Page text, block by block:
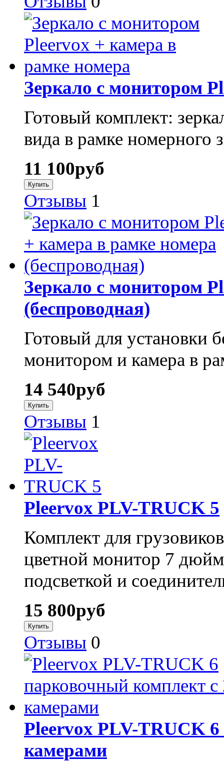
Зеркало с монитором
Готовый комплект:
вида в рамке номерного
11 100руб
Отзывы 1
Зеркало с монитором
(беспроводная)
Готовый для установки
монитором и камера в
14 540руб
Отзывы 1
Pleervox PLV-TRUCK 5
Комплект для
цветной монитор 7
подсветкой и
15 800руб
Отзывы 0
Pleervox PLV-TRUCK
камерами